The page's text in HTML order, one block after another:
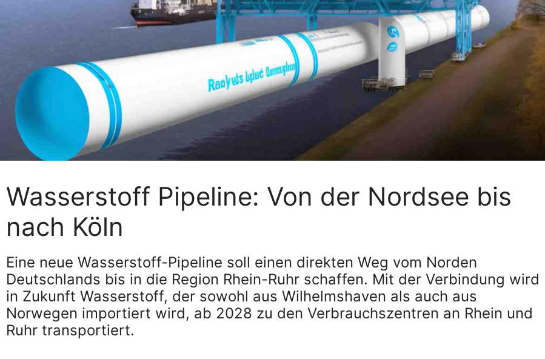
Wasserstoff Pipeline: Von der Nordsee bis
nach Köln
Eine neue Wasserstoff-Pipeline soll einen direkten Weg vom Norden
Deutschlands bis in die Region Rhein-Ruhr schaffen. Mit der Verbindung wird
in Zukunft Wasserstoff, der sowohl aus Wilhelmshaven als auch aus
Norwegen importiert wird, ab 2028 zu den Verbrauchszentren an Rhein und
Ruhr transportiert.